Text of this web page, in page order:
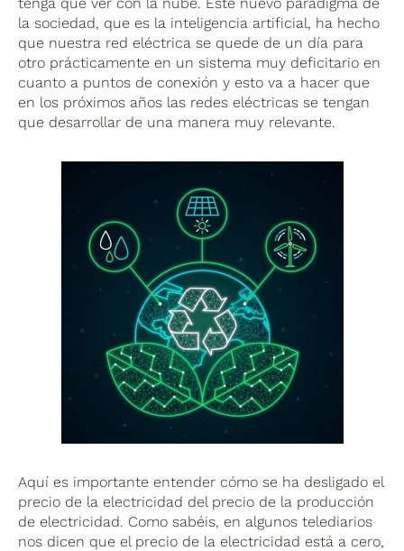
la sociedad, que es la inteligencia artificial, ha hecho
que nuestra red eléctrica se quede de un día para
otro prácticamente en un sistema muy deficitario en
cuanto a puntos de conexión y esto va a hacer que
en los próximos años las redes eléctricas se tengan
que desarrollar de una manera muy relevante.
Aquí es importante entender cómo se ha desligado el
precio de la electricidad del precio de la producción
de electricidad. Como sabéis, en algunos telediarios
nos dicen que el precio de la electricidad está a cero,